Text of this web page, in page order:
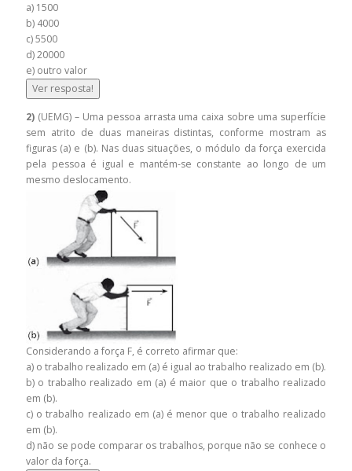
a) 1500
b) 4000
c) 5500
d) 20000
e) outro valor
Ver resposta!
2) (UEMG) – Uma pessoa arrasta uma caixa sobre uma superfície
sem atrito de duas maneiras distintas, conforme mostram as
figuras (a) e (b). Nas duas situações, o módulo da força exercida
pela pessoa é igual e mantém-se constante ao longo de um
mesmo deslocamento.
Considerando a força F, é correto afirmar que:
a) o trabalho realizado em (a) é igual ao trabalho realizado em (b).
b) o trabalho realizado em (a) é maior que o trabalho realizado
em (b).
c) o trabalho realizado em (a) é menor que o trabalho realizado
em (b).
d) não se pode comparar os trabalhos, porque não se conhece o
valor da força.